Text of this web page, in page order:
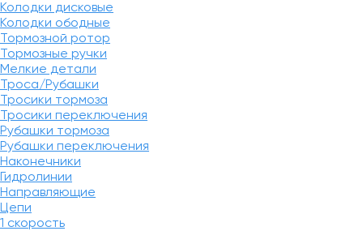
Колодки дисковые
Колодки ободные
Тормозной ротор
Тормозные ручки
Мелкие детали
Троса/Рубашки
Тросики тормоза
Тросики переключения
Рубашки тормоза
Рубашки переключения
Наконечники
Гидролинии
Направляющие
Цепи
1 скорость